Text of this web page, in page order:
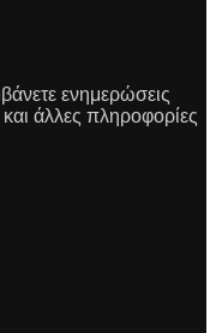
ενημερώσεις
άλλες πληροφορίες